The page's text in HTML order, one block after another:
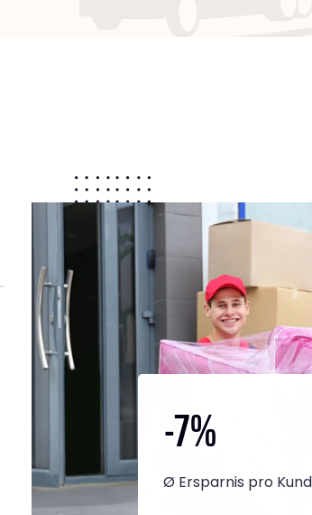
-7%
Ø Ersparnis pro